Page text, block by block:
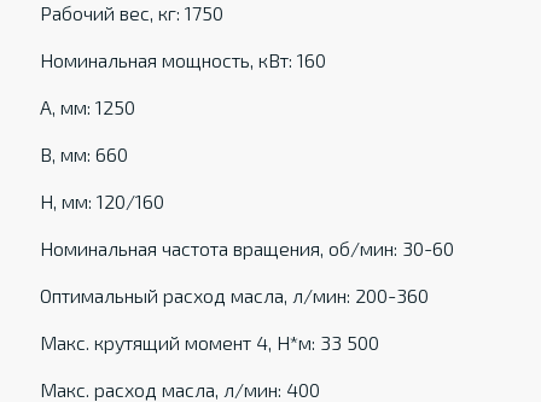
Рабочий вес, кг: 1750
Номинальная мощность, кВт: 160
A, мм: 1250
B, мм: 660
H, мм: 120/160
Номинальная частота вращения, об/мин: 30-60
Оптимальный расход масла, л/мин: 200-360
Макс. крутящий момент 4, Н*м: 33 500
Макс. расход масла, л/мин: 400